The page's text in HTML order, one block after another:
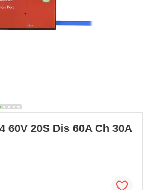
60V 20S Dis 60A Ch 30A